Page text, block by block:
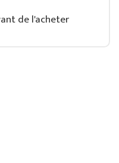
de l'acheter